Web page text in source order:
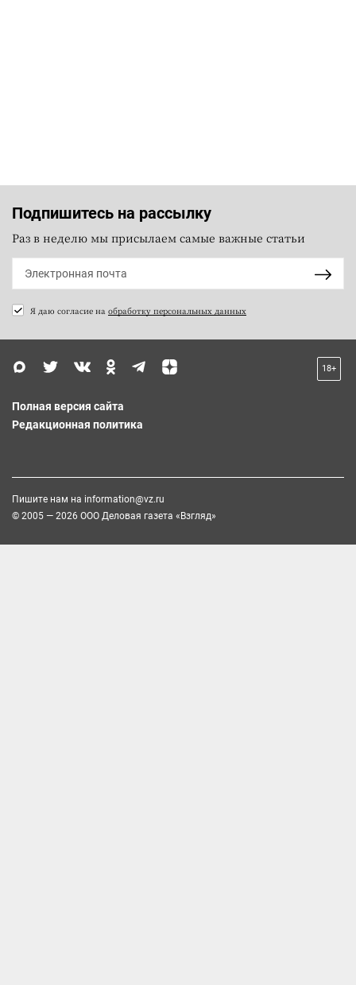
Подпишитесь на рассылку
Раз в неделю мы присылаем самые важные статьи
Я даю согласие на обработку персональных данных
18+
Полная версия сайта
Редакционная политика
Пишите нам на information@vz.ru
© 2005 — 2026 ООО Деловая газета «Взгляд»